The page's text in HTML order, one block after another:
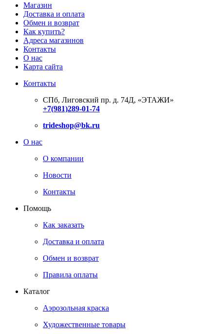
Магазин
Доставка и оплата
Обмен и возврат
Как купить?
Адреса магазинов
Контакты
О нас
Карта сайта
Контакты
СПб, Лиговский пр. д. 74Д, «ЭТАЖИ»
+7(981)289-01-74
trideshop@bk.ru
О нас
О компании
Новости
Контакты
Помощь
Как заказать
Доставка и оплата
Обмен и возврат
Правила оплаты
Каталог
Аэрозольная краска
Художественные товары